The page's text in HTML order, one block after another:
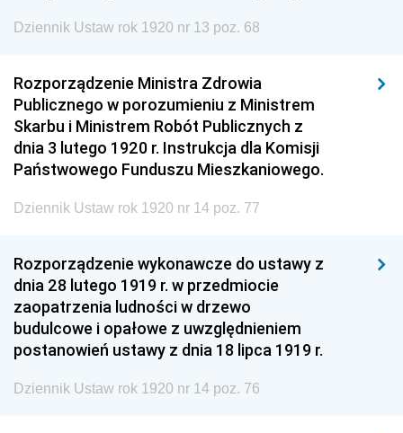
Dziennik Ustaw rok 1920 nr 13 poz. 68
Rozporządzenie Ministra Zdrowia
Publicznego w porozumieniu z Ministrem
Skarbu i Ministrem Robót Publicznych z
dnia 3 lutego 1920 r. Instrukcja dla Komisji
Państwowego Funduszu Mieszkaniowego.
Dziennik Ustaw rok 1920 nr 14 poz. 77
Rozporządzenie wykonawcze do ustawy z
dnia 28 lutego 1919 r. w przedmiocie
zaopatrzenia ludności w drzewo
budulcowe i opałowe z uwzględnieniem
postanowień ustawy z dnia 18 lipca 1919 r.
Dziennik Ustaw rok 1920 nr 14 poz. 76